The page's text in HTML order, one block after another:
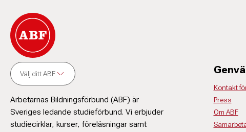
Välj ditt ABF
Arbetarnas Bildningsförbund (ABF) är
Sveriges ledande studieförbund. Vi erbjuder
studiecirklar, kurser, föreläsningar samt
Kontakt
Press
Om ABF